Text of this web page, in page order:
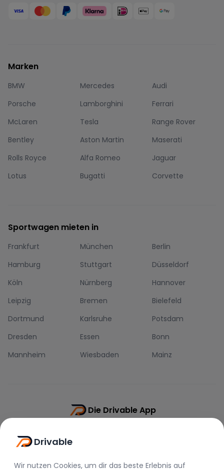
Marken
BMW Mercedes
Audi
Porsche
Lamborghini
Ferrari
McLaren
Tesla
Range Rover
Bentley
Aston Martin
Maserati
Rolls Royce
Alfa Romeo
Jaguar
Lotus
Bugatti Corvette
Sportwagen mieten in
Frankfurt München
Berlin
Hamburg
Stuttgart
Düsseldorf
Köln
Nürnberg
Hannover
Leipzig
Bremen
Bielefeld
Dortmund
Karlsruhe
Potsdam
Dresden
Essen
Bonn
Mannheim
Wiesbaden Mainz
Die Drivable App
Drivable
Wir nutzen Cookies, um dir das beste Erlebnis auf